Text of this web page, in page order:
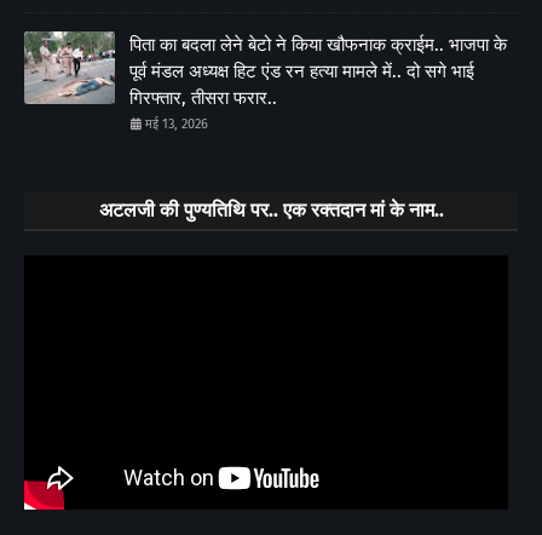
पिता का बदला लेने बेटो ने किया खौफनाक क्राईम.. भाजपा के
पूर्व मंडल अध्यक्ष हिट एंड रन हत्या मामले में.. दो सगे भाई
गिरफ्तार, तीसरा फरार..
मई 13, 2026
अटलजी की पुण्यतिथि पर.. एक रक्तदान मां के नाम..